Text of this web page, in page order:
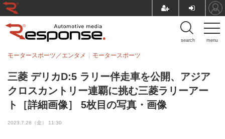
menu
search
三菱 デリカD:5 ラリー伴走車を公開、アジア
クロスカントリー連覇に挑む三菱ラリーアー
ト［詳細画像］ 5枚目の写真・画像
モータースポーツ／エンタメ モータースポーツ
2023.7.28（金） 11:30